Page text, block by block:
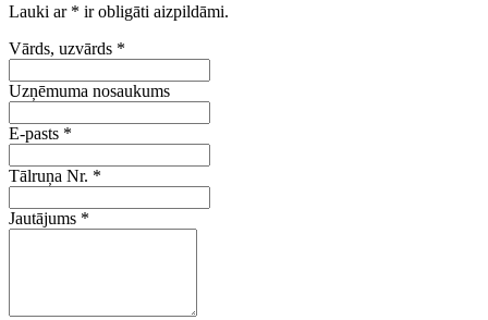
Lauki ar * ir obligāti aizpildāmi.
Vārds, uzvārds *
Uzņēmuma nosaukums
E-pasts *
Tālruņa Nr. *
Jautājums *